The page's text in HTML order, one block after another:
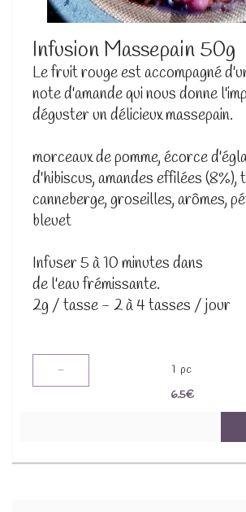
Infusion Massepain 50g
Le fruit rouge est accompagné
note d'amande qui nous donne
déguster un délicieux massepain.
morceaux de pomme, écorce
d'hibiscus, amandes effilées (8%),
canneberge, groseilles, arômes,
bleuet
Infuser 5 à 10 minutes dans
de l'eau frémissante.
2g / tasse - 2 à 4 tasses / jour
- 1 pc
6.5€